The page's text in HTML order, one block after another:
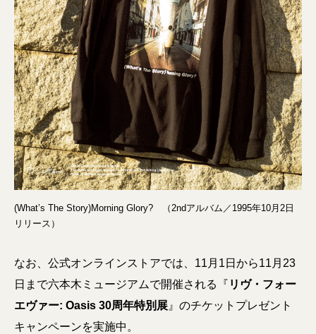
(What’s The Story)Morning Glory? （2ndアルバム／1995年10月2日
リリース）
なお、公式オンラインストアでは、11月1日から11月23
日まで六本木ミュージアムで開催される『 リヴ・フォー
エヴァー: Oasis 30周年特別展 』のチケットプレゼント
キャンペーンを実施中。